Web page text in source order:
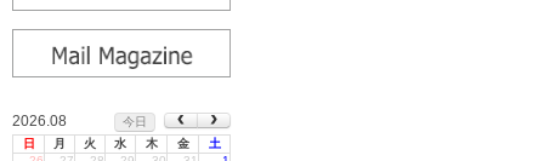
2026.08
今日
日
月 火 水 木 金
土